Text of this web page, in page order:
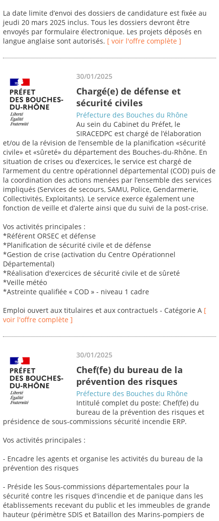
La date limite d’envoi des dossiers de candidature est fixée au
jeudi 20 mars 2025 inclus. Tous les dossiers devront être
envoyés par formulaire électronique. Les projets déposés en
langue anglaise sont autorisés. [ voir l'offre complète ]
30/01/2025
Chargé(e) de défense et
sécurité civiles
Préfecture des Bouches du Rhône
Au sein du Cabinet du Préfet, le
SIRACEDPC est chargé de l’élaboration
et/ou de la révision de l’ensemble de la planification «sécurité
civile» et «sûreté» du département des Bouches-du-Rhône. En
situation de crises ou d’exercices, le service est chargé de
l’armement du centre opérationnel départemental (COD) puis de
la coordination des actions menées par l’ensemble des services
impliqués (Services de secours, SAMU, Police, Gendarmerie,
Collectivités, Exploitants). Le service exerce également une
fonction de veille et d’alerte ainsi que du suivi de la post-crise.
Vos activités principales :
*Référent ORSEC et défense
*Planification de sécurité civile et de défense
*Gestion de crise (activation du Centre Opérationnel
Départemental)
*Réalisation d'exercices de sécurité civile et de sûreté
*Veille météo
*Astreinte qualifiée « COD » - niveau 1 cadre
Emploi ouvert aux titulaires et aux contractuels - Catégorie A [
voir l'offre complète ]
30/01/2025
Chef(fe) du bureau de la
prévention des risques
Préfecture des Bouches du Rhône
Intitulé complet du poste: Chef(fe) du
bureau de la prévention des risques et
présidence de sous-commissions sécurité incendie ERP.
Vos activités principales :
- Encadre les agents et organise les activités du bureau de la
prévention des risques
- Préside les Sous-commissions départementales pour la
sécurité contre les risques d'incendie et de panique dans les
établissements recevant du public et les immeubles de grande
hauteur (périmètre SDIS et Bataillon des Marins-pompiers de